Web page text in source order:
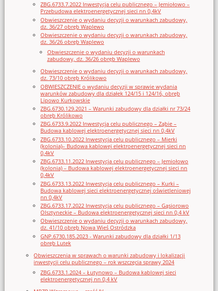
ZBG.6733.7.2022 Inwestycja celu publicznego – Jemiołowo –
Przebudowa elektroenergetycznej sieci nn 0,4kV
Obwieszczenie o wydaniu decyzji o warunkach zabudowy,
dz. 36/27 obręb Waplewo
Obwieszczenie o wydaniu decyzji o warunkach zabudowy,
dz. 36/26 obręb Waplewo
Obwieszczenie o wydaniu decyzji o warunkach
zabudowy, dz. 36/26 obręb Waplewo
Obwieszczenie o wydaniu decyzji o warunkach zabudowy,
dz. 73/10 obręb Królikowo
OBWIESZCZENIE o wydaniu decyzji w sprawie wydania
warunków zabudowy dla działek 124/15 i 124/16, obręb
Lipowo Kurkowskie
ZBG.6730.129.2021 – Warunki zabudowy dla działki nr 73/24
obręb Królikowo
ZBG.6733.9.2022 Inwestycja celu publicznego – Ząbie –
Budowa kablowej elektroenergetycznej sieci nn 0,4kV
ZBG.6733.10.2022 Inwestycja celu publicznego – Mierki
(kolonia)– Budowa kablowej elektroenergetycznej sieci nn
0,4kV
ZBG.6733.11.2022 Inwestycja celu publicznego – Jemiołowo
(kolonia) – Budowa kablowej elektroenergetycznej sieci nn
0,4kV
ZBG.6733.13.2022 Inwestycja celu publicznego – Kurki –
Budowa kablowej sieci elektroenergetycznej oświetleniowej
nn 0,4kV
ZBG.6733.17.2022 Inwestycja celu publicznego – Gąsiorowo
Olsztyneckie – Budowa elektroenergetycznej sieci nn 0,4 kV
Obwieszczenie o wydaniu decyzji o warunkach zabudowy,
dz. 41/10 obręb Nowa Wieś Ostródzka
GNP.6730.185.2023 - Warunki zabudowy dla działki 1/13
obręb Lutek
Obwieszczenia w sprawach o warunki zabudowy i lokalizacji
inwestycji celu publicznego – rok wszczęcia sprawy 2024
ZBG.6733.1.2024 – Łutynowo – Budowa kablowej sieci
elektroenergetycznej nn 0,4 kV